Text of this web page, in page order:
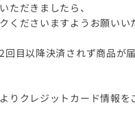
ただきましたら、
くださいますようお願いい
目以降決済されず商品が
りクレジットカード情報を